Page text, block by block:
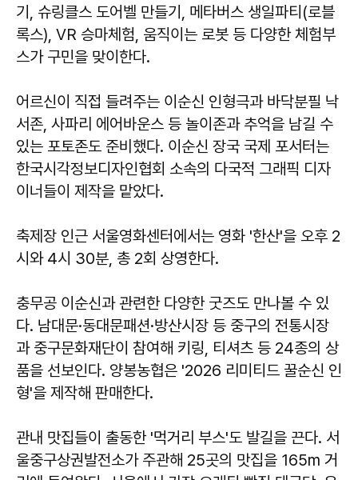
기, 슈링클스 도어벨 만들기, 메타버스 생일파티(로블
록스), VR 승마체험, 움직이는 로봇 등 다양한 체험부
스가 구민을 맞이한다.
어르신이 직접 들려주는 이순신 인형극과 바닥분필 낙
서존, 사파리 에어바운스 등 놀이존과 추억을 남길 수
있는 포토존도 준비했다. 이순신 장국 국제 포서터는
한국시각정보디자인협회 소속의 다국적 그래픽 디자
이너들이 제작을 맡았다.
축제장 인근 서울영화센터에서는 영화 '한산'을 오후 2
시와 4시 30분, 총 2회 상영한다.
충무공 이순신과 관련한 다양한 굿즈도 만나볼 수 있
다. 남대문·동대문패션·방산시장 등 중구의 전통시장
과 중구문화재단이 참여해 키링, 티셔츠 등 24종의 상
품을 선보인다. 양봉농협은 '2026 리미티드 꿀순신 인
형'을 제작해 판매한다.
관내 맛집들이 출동한 '먹거리 부스'도 발길을 끈다. 서
울중구상권발전소가 주관해 25곳의 맛집을 165m 거